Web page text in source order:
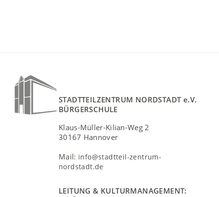
STADTTEILZENTRUM NORDSTADT e.V.
BÜRGERSCHULE
Klaus-Müller-Kilian-Weg 2
30167 Hannover
Mail: info@stadtteil-zentrum-
nordstadt.de
LEITUNG & KULTURMANAGEMENT: